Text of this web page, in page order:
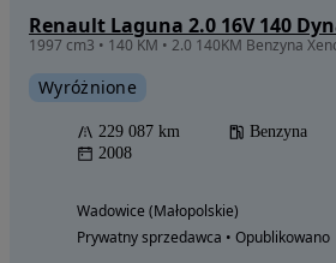
Renault Laguna 2.0 16V 140
Wyróżnione
229 087 km Benzyna
2008
Wadowice (Małopolskie)
Prywatny sprzedawca • Opublikowano